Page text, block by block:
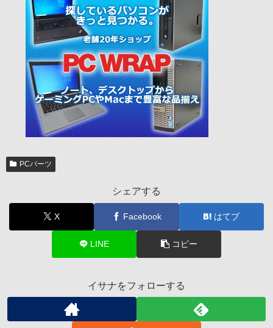
PCパーツ
シェアする
X Facebook はてブ
LINE コピー
イサナをフォローする